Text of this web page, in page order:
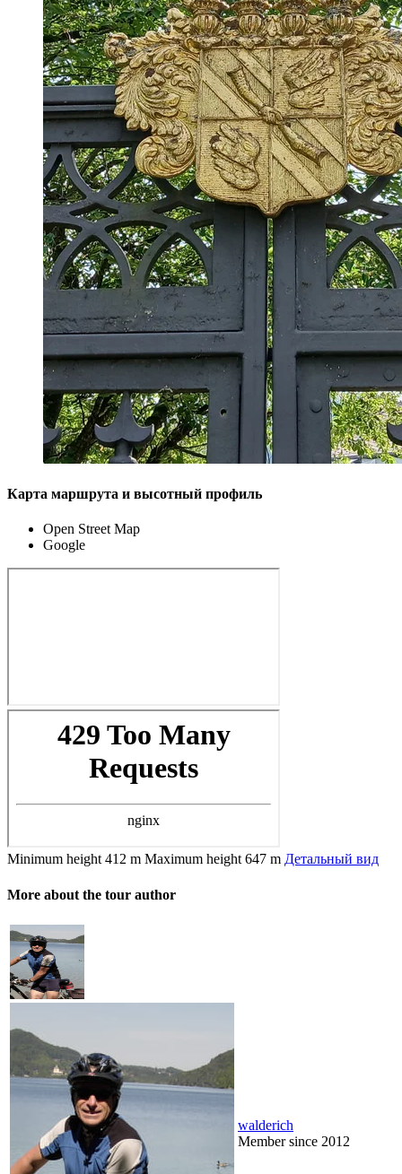
Карта маршрута и высотный профиль
Open Street Map
Google
Minimum height 412 m Maximum height 647 m Детальный вид
More about the tour author
walderich
Member since 2012